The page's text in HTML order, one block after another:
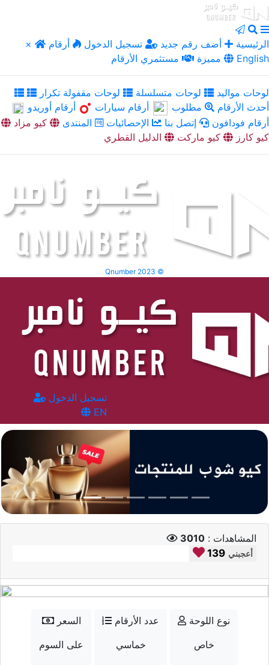
× الرئيسية أضف رقم جديد تسجيل الدخول
أرقام
مميزة
مستثمري الأرقام English
لوحات مواليد لوحات متسلسلة
لوحات مقفولة تكرار
أحدث الأرقام
مطلوب أرقام سيارات
أرقام أوريدو
أرقام فودافون
إتصل بنا الإحصائيات المنتدى
كيو مزاد
كيو كارز
كيو ماركت الدليل القطري
Qnumber 2023 ©
تسجيل الدخول
EN